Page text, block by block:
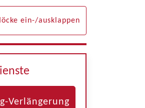
ein-/ausklappen
Verlängerung